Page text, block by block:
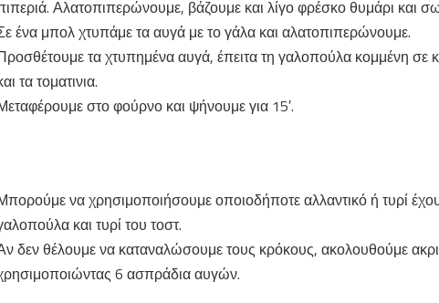
Αλατοπιπερώνουμε, βάζουμε και λίγο φρέσκο θυμάρι και
ένα μπολ χτυπάμε τα αυγά με το γάλα και αλατοπιπερώνουμε.
τα χτυπημένα αυγά, έπειτα τη γαλοπούλα κομμένη σε
τα τοματινια.
στο φούρνο και ψήνουμε για 15′.
να χρησιμοποιήσουμε οποιοδήποτε αλλαντικό ή τυρί
και τυρί του τοστ.
δεν θέλουμε να καταναλώσουμε τους κρόκους, ακολουθούμε
6 ασπράδια αυγών.